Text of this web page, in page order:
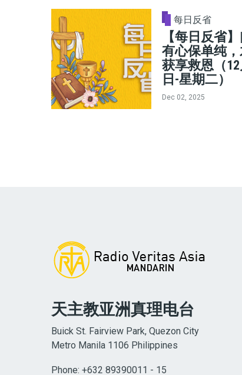
每日反省
【每日反省
有心保单纯
获享救恩（12
日-星期二）
Dec 02, 2025
天主教亚洲真理电台
Buick St. Fairview Park, Quezon City
Metro Manila 1106 Philippines
Phone: +632 89390011 - 15